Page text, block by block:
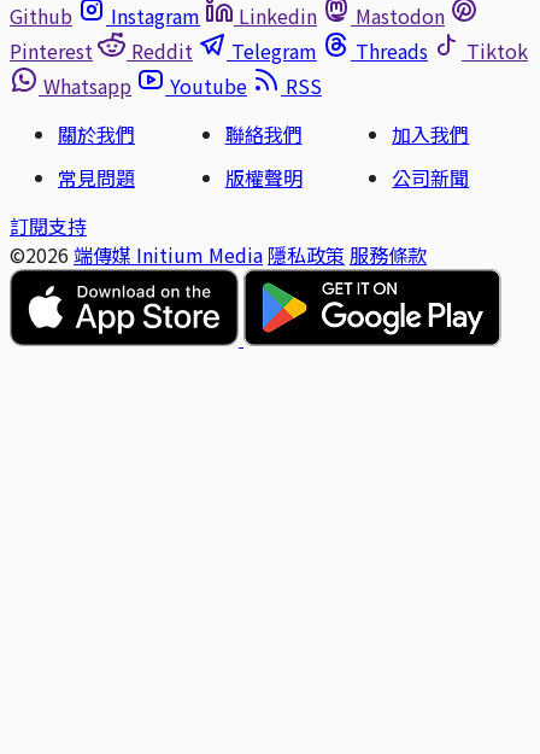
Github
Instagram Linkedin
Mastodon
Pinterest
Reddit Telegram Threads
Tiktok
Whatsapp
Youtube
RSS
關於我們
聯絡我們
加入我們
常見問題
版權聲明
公司新聞
訂閱支持
©2026 端傳媒 Initium Media 隱私政策 服務條款